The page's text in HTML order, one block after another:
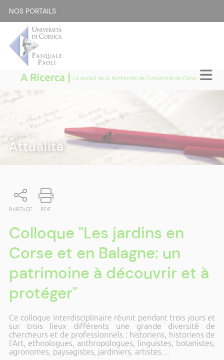
NOS PORTAILS :
A Ricerca | Le portail de la Recherche de l'Université de Corse
A RICERCA
Attualità
PARTAGE PDF
Colloque "Les jardins en
Corse et en Balagne: un
patrimoine à découvrir et à
protéger"
Ce colloque interdisciplinaire réunit pendant trois jours et
sur trois lieux différents une grande diversité de
chercheurs et de professionnels : historiens, historiens de
l'Art, ethnologues, anthropologues, linguistes, botanistes,
agronomes, paysagistes, jardiniers, artistes…